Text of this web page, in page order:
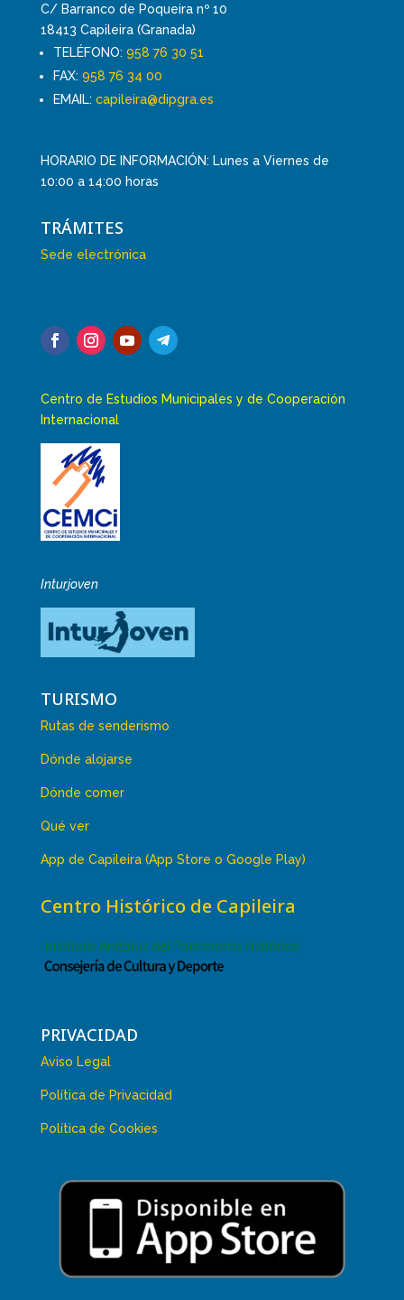
C/ Barranco de Poqueira nº 10
18413 Capileira (Granada)
TELÉFONO: 958 76 30 51
FAX: 958 76 34 00
EMAIL: capileira@dipgra.es
HORARIO DE INFORMACIÓN: Lunes a Viernes de
10:00 a 14:00 horas
TRÁMITES
Sede electrónica
Centro de Estudios Municipales y de Cooperación
Internacional
Inturjoven
TURISMO
Rutas de senderismo
Dónde alojarse
Dónde comer
Qué ver
App de Capileira (App Store o Google Play)
Centro Histórico de Capileira
PRIVACIDAD
Aviso Legal
Política de Privacidad
Política de Cookies